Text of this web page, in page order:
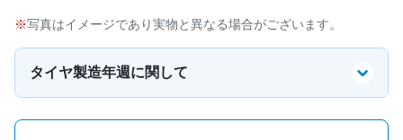
写真はイメージであり実物と異なる場合がございます。
タイヤ製造年週に関して